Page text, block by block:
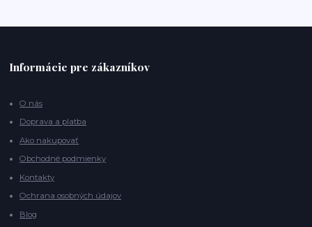
Informácie pre zákazníkov
O nás
Doprava a platba
Ako nakupovať
Obchodné podmienky
Kontakty
Ochrana osobných údajov
Blog